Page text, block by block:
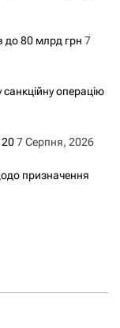
до 80 млрд грн 7
санкційну операцію
207 Серпня, 2026
призначення